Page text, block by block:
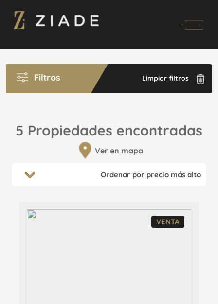
Filtros Limpiar filtros
5 Propiedades encontradas
Ver en mapa
VENTA